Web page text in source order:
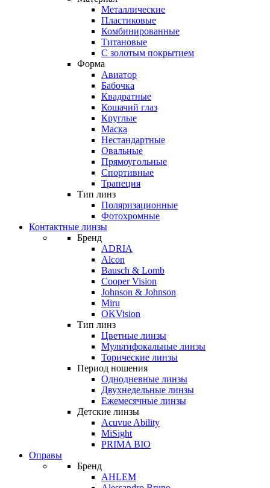
Металлические
Пластиковые
Комбинированные
Титановые
С золотым покрытием
Форма
Авиатор
Бабочка
Квадратные
Кошачий глаз
Круглые
Маска
Нестандартные
Овальные
Прямоугольные
Спортивные
Трапеция
Тип линз
Поляризационные
Фотохромные
Контактные линзы
Бренд
ADRIA
Alcon
Bausch & Lomb
Cooper Vision
Johnson & Johnson
Miru
OKVision
Тип линз
Цветные линзы
Мультифокальные линзы
Торические линзы
Период ношения
Однодневные линзы
Двухнедельные линзы
Ежемесячные линзы
Детские линзы
Acuvue Ability
MiSight
PRIMA BIO
Оправы
Бренд
AHLEM